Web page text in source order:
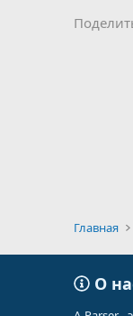
Главная
О